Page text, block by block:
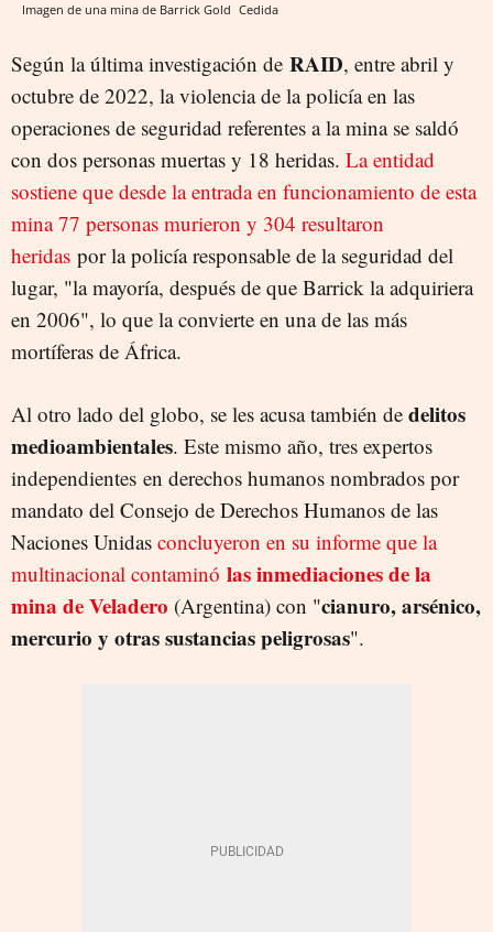
Imagen de una mina de Barrick Gold Cedida
Según la última investigación de RAID, entre abril y
octubre de 2022, la violencia de la policía en las
operaciones de seguridad referentes a la mina se saldó
con dos personas muertas y 18 heridas. La entidad
sostiene que desde la entrada en funcionamiento de esta
mina 77 personas murieron y 304 resultaron
heridas por la policía responsable de la seguridad del
lugar, "la mayoría, después de que Barrick la adquiriera
en 2006", lo que la convierte en una de las más
mortíferas de África.
Al otro lado del globo, se les acusa también de delitos
medioambientales. Este mismo año, tres expertos
independientes en derechos humanos nombrados por
mandato del Consejo de Derechos Humanos de las
Naciones Unidas concluyeron en su informe que la
multinacional contaminó las inmediaciones de la
mina de Veladero (Argentina) con "cianuro, arsénico,
mercurio y otras sustancias peligrosas".